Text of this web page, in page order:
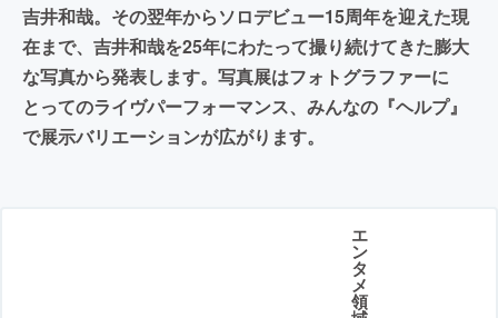
吉井和哉。その翌年からソロデビュー15周年を迎えた現
在まで、吉井和哉を25年にわたって撮り続けてきた膨大
な写真から発表します。写真展はフォトグラファーに
とってのライヴパーフォーマンス、みんなの『ヘルプ』
で展示バリエーションが広がります。
エ
ン
タ
メ
領